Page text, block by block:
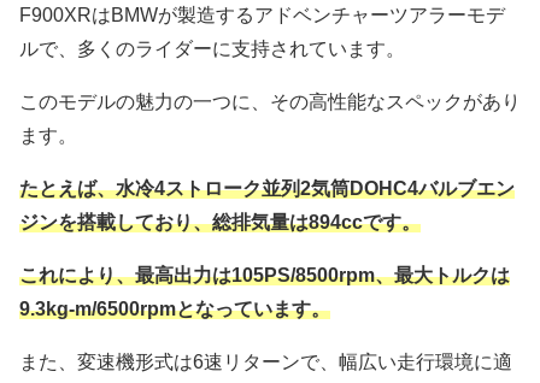
F900XRはBMWが製造するアドベンチャーツアラーモデ
ルで、多くのライダーに支持されています。
このモデルの魅力の一つに、その高性能なスペックがあり
ます。
たとえば、水冷4ストローク並列2気筒DOHC4バルブエン
ジンを搭載しており、総排気量は894ccです。
これにより、最高出力は105PS/8500rpm、最大トルクは
9.3kg-m/6500rpmとなっています。
また、変速機形式は6速リターンで、幅広い走行環境に適